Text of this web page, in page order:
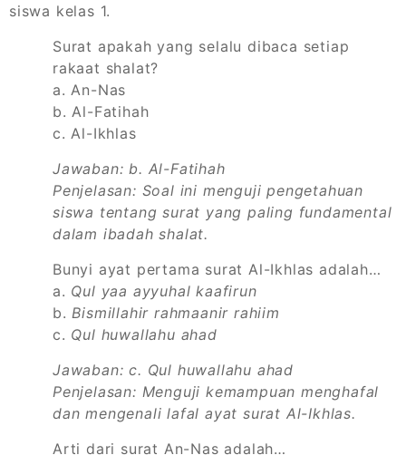
siswa kelas 1.
Surat apakah yang selalu dibaca setiap
rakaat shalat?
a. An-Nas
b. Al-Fatihah
c. Al-Ikhlas
Jawaban: b. Al-Fatihah
Penjelasan: Soal ini menguji pengetahuan
siswa tentang surat yang paling fundamental
dalam ibadah shalat.
Bunyi ayat pertama surat Al-Ikhlas adalah…
a. Qul yaa ayyuhal kaafirun
b.Bismillahir rahmaanir rahiim
c. Qul huwallahu ahad
Jawaban: c. Qul huwallahu ahad
Penjelasan: Menguji kemampuan menghafal
dan mengenali lafal ayat surat Al-Ikhlas.
Arti dari surat An-Nas adalah…